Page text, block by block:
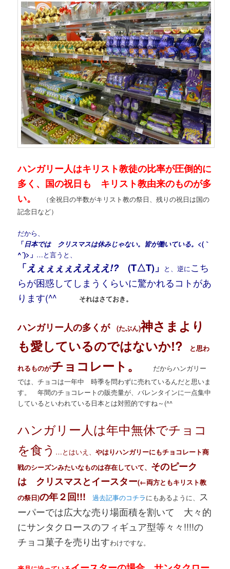
ハンガリー人はキリスト教徒の比率が圧倒的に
多く、国の祝日も キリスト教由来のものが多
い。
（全祝日の半数がキリスト教の祭日、残りの祝日は国の
記念日など）
だから、
「日本では クリスマスは休みじゃない。皆が働いている。 <(｀
^´)>」 …と言うと、
「えぇぇぇぇええええ!?(T△T)」 と、逆にこち
らが困惑してしまうくらいに驚かれるコトがあ
ります(^^ゞ
それはさておき。
ハンガリー人の多くが(たぶん)神さまより
も愛しているのではないか!? と思わ
れるものがチョコレート。
だからハンガリー
では、チョコは一年中 時季を問わずに売れているんだと思いま
す。 年間のチョコレートの販売量が、バレンタインに一点集中
しているといわれている日本とは対照的ですね～(^^ゞ
ハンガリー人は年中無休でチョコ
を食う …とはいえ、やはりハンガリーにもチョコレート商
戦のシーズンみたいなものは存在していて、 そのピーク
は クリスマスとイースター(←両方ともキリスト教
の祭日)の年２回!!! 過去記事のコチラにもあるように、 ス
ーパーでは広大な売り場面積を割いて 大々的
にサンタクロースのフィギュア型等々々!!!!の
チョコ菓子を売り出すわけですな。